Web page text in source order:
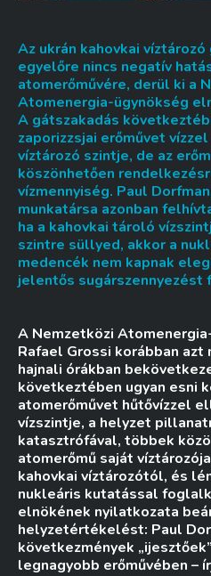
Az ukrán kahovkai
egyelőre nincs negatív
atomerőművére, derül ki a
Atomenergia-ügynökség
A gátszakadás
zaporizzsjai erőművet
víztározó szintje, de az
köszönhetően
vízmennyiség. Paul
munkatársa azonban
ha a kahovkai tároló
szintre süllyed, akkor a
medencék nem kapnak
jelentős sugárszennyezést
A Nemzetközi
Rafael Grossi korábban azt
hajnali órákban
következtében ugyan esni
atomerőművet hűtővízzel
vízszintje, a helyzet
katasztrófával, többek
atomerőmű saját
kahovkai víztározótól, és
nukleáris kutatással
elnökének nyilatkozata
helyzetértékelést: Paul
következmények
legnagyobb erőművében –